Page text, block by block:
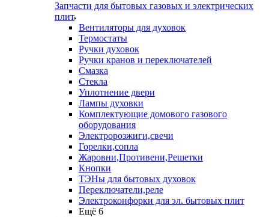
Запчасти для бытовых газовых и электрических
плит
Вентиляторы для духовок
Термостаты
Ручки духовок
Ручки кранов и переключателей
Смазка
Стекла
Уплотнение двери
Лампы духовки
Комплектующие домового газового
оборудования
Электророзжиги,свечи
Горелки,сопла
Жаровни,Противени,Решетки
Кнопки
ТЭНы для бытовых духовок
Переключатели,реле
Электроконфорки для эл. бытовых плит
Ещё 6